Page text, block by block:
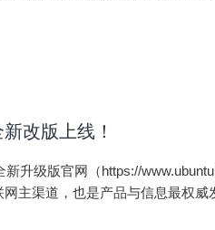
改版上线！
升级版官网（https://
主渠道，也是产品与信息最权威